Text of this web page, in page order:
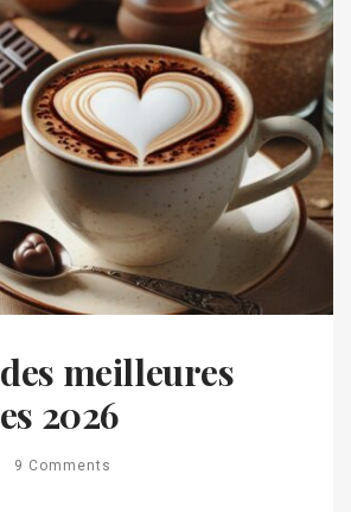
meilleures
2026
9 Comments